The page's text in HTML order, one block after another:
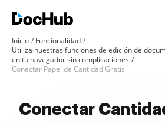
Inicio
Funcionalidad
Utiliza nuestras funciones de edición de
en tu navegador sin complicaciones
Conectar Papel de Cantidad Gratis
Conectar